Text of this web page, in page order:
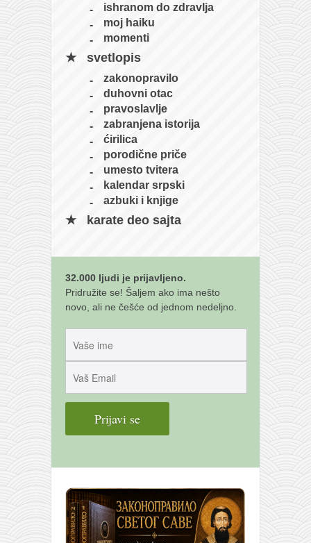
ishranom do zdravlja
moj haiku
momenti
svetlopis
zakonopravilo
duhovni otac
pravoslavlje
zabranjena istorija
ćirilica
porodične priče
umesto tvitera
kalendar srpski
azbuki i knjige
karate deo sajta
32.000 ljudi je prijavljeno.
Pridružite se! Šaljem ako ima nešto
novo, ali ne češće od jednom nedeljno.